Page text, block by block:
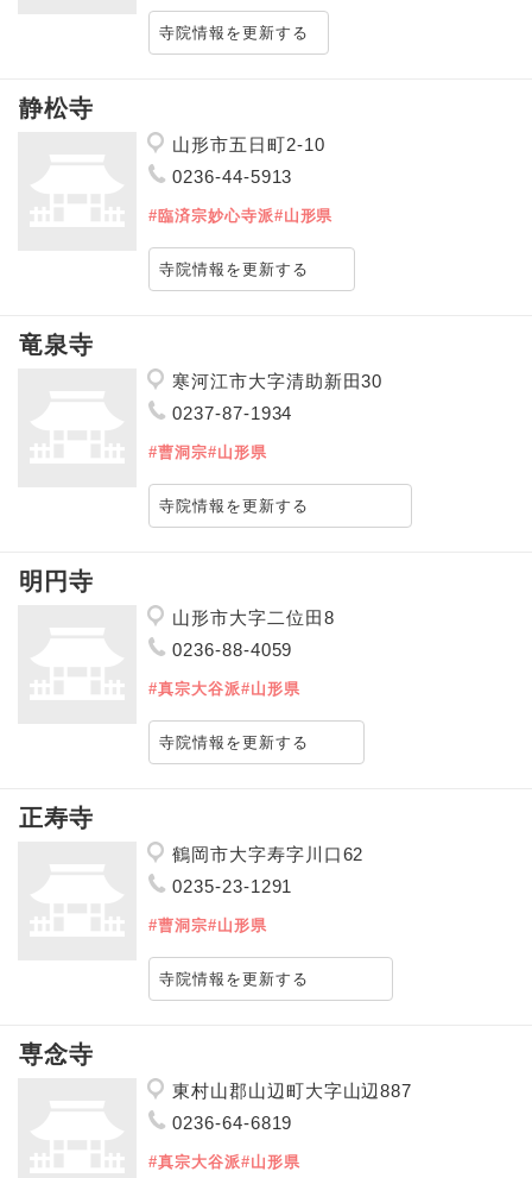
寺院情報を更新する
静松寺
山形市五日町2-10
0236-44-5913
#臨済宗妙心寺派#山形県
寺院情報を更新する
竜泉寺
寒河江市大字清助新田30
0237-87-1934
#曹洞宗#山形県
寺院情報を更新する
明円寺
山形市大字二位田8
0236-88-4059
#真宗大谷派#山形県
寺院情報を更新する
正寿寺
鶴岡市大字寿字川口62
0235-23-1291
#曹洞宗#山形県
寺院情報を更新する
専念寺
東村山郡山辺町大字山辺887
0236-64-6819
#真宗大谷派#山形県